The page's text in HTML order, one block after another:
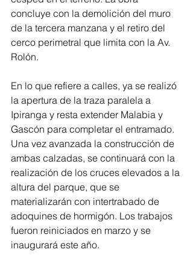
concluye con la demolición del muro
de la tercera manzana y el retiro del
cerco perimetral que limita con la Av.
Rolón.
En lo que refiere a calles, ya se realizó
la apertura de la traza paralela a
Ipiranga y resta extender Malabia y
Gascón para completar el entramado.
Una vez avanzada la construcción de
ambas calzadas, se continuará con la
realización de los cruces elevados a la
altura del parque, que se
materializarán con intertrabado de
adoquines de hormigón. Los trabajos
fueron reiniciados en marzo y se
inaugurará este año.